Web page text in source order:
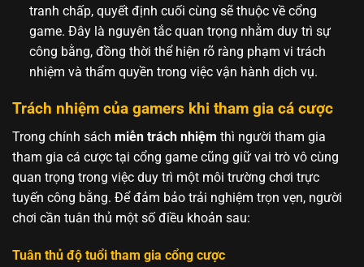
tranh chấp, quyết định cuối cùng sẽ thuộc về cổng
game. Đây là nguyên tắc quan trọng nhằm duy trì sự
công bằng, đồng thời thể hiện rõ ràng phạm vi trách
nhiệm và thẩm quyền trong việc vận hành dịch vụ.
Trách nhiệm của gamers khi tham gia cá cược
Trong chính sách miễn trách nhiệm thì người tham gia
tham gia cá cược tại cổng game cũng giữ vai trò vô cùng
quan trọng trong việc duy trì một môi trường chơi trực
tuyến công bằng. Để đảm bảo trải nghiệm trọn vẹn, người
chơi cần tuân thủ một số điều khoản sau:
Tuân thủ độ tuổi tham gia cổng cược